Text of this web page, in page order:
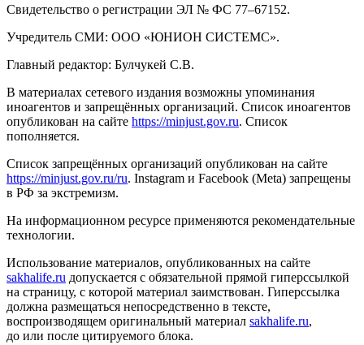
Свидетельство о регистрации ЭЛ № ФС 77–67152.
Учредитель СМИ: ООО «ЮНИОН СИСТЕМС».
Главный редактор: Булчукей С.В.
В материалах сетевого издания возможны упоминания
иноагентов и запрещённых организаций. Список иноагентов
опубликован на сайте https://minjust.gov.ru. Список
пополняется.
Список запрещённых организаций опубликован на сайте
https://minjust.gov.ru/ru. Instagram и Facebook (Metа) запрещены
в РФ за экстремизм.
На информационном ресурсе применяются рекомендательные
технологии.
Использование материалов, опубликованных на сайте
sakhalife.ru допускается с обязательной прямой гиперссылкой
на страницу, с которой материал заимствован. Гиперссылка
должна размещаться непосредственно в тексте,
воспроизводящем оригинальный материал sakhalife.ru,
до или после цитируемого блока.